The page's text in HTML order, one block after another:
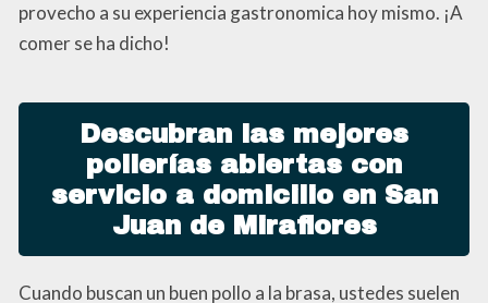
provecho a su experiencia gastronomica hoy mismo. ¡A
comer se ha dicho!
Descubran las mejores
pollerías abiertas con
servicio a domicilio en San
Juan de Miraflores
Cuando buscan un buen pollo a la brasa, ustedes suelen